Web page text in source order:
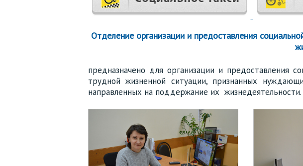
Отделение организации и предоставления
предназначено для организации и предоставления
трудной жизненной ситуации, признанных
направленных на поддержание их жизнедеятельности.